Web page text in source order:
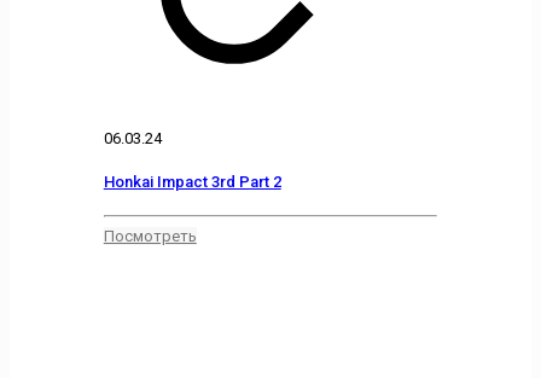
06.03.24
Honkai Impact 3rd Part 2
Посмотреть